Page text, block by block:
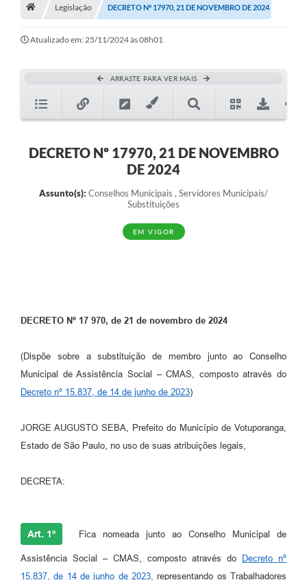
A História
Galeria de Fotos
Concursos
Transparência
Contato
Legislação DECRETO Nº 17970, 21 DE NOVEMBRO DE 2024
Atualizado em: 25/11/2024 às 08h01
ARRASTE PARA VER MAIS
DECRETO Nº 17970, 21 DE NOVEMBRO
DE 2024
Assunto(s): Conselhos Municipais , Servidores Municipais/
Substituições
EM VIGOR
DECRETO Nº 17 970, de 21 de novembro de 2024
(Dispõe sobre a substituição de membro junto ao Conselho
Municipal de Assistência Social – CMAS, composto através do
Decreto nº 15.837, de 14 de junho de 2023)
JORGE AUGUSTO SEBA, Prefeito do Município de Votuporanga,
Estado de São Paulo, no uso de suas atribuições legais,
DECRETA:
Art. 1º Fica nomeada junto ao Conselho Municipal de
Assistência Social – CMAS, composto através do Decreto nº
15.837, de 14 de junho de 2023 , representando os Trabalhadores